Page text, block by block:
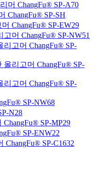
머 ChangFu® SP-A70
ChangFu® SP-SH
ChangFu® SP-EW29
머 ChangFu® SP-NW51
고머 ChangFu® SP-
리고머 ChangFu® SP-
고머 ChangFu® SP-
SP-NW68
N28
SP-MP29
SP-ENW22
SP-C1632